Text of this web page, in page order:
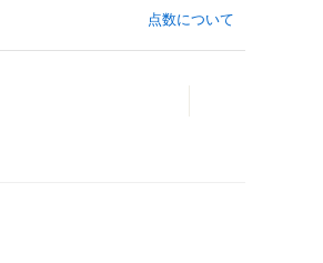
点数について